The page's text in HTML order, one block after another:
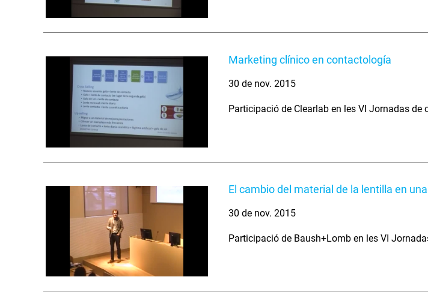
Marketing clínico en contactología
30 de nov. 2015
Participació de Clearlab en les VI Jornadas
El cambio del material de la lentilla en
30 de nov. 2015
Participació de Baush+Lomb en les VI